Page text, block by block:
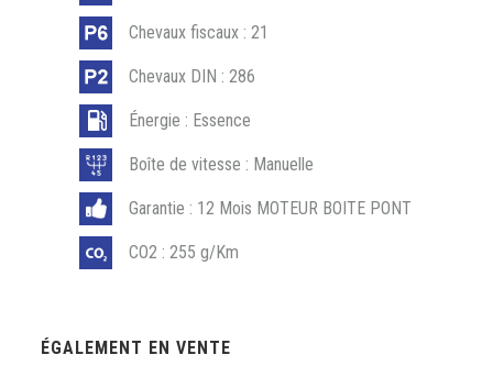
Chevaux fiscaux : 21
Chevaux DIN : 286
Énergie : Essence
Boîte de vitesse : Manuelle
Garantie : 12 Mois MOTEUR BOITE PONT
CO2 : 255 g/Km
ÉGALEMENT EN VENTE